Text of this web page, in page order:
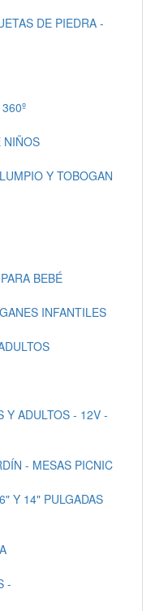
DE PIEDRA -
NIÑOS
Y TOBOGAN
BEBÉ
INFANTILES
Y ADULTOS - 12V -
- MESAS PICNIC
Y 14" PULGADAS
-